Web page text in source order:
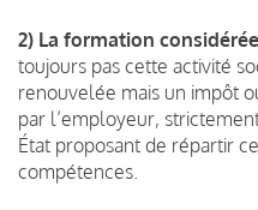
2) La formation
toujours pas cette activité
renouvelée mais un impôt
par l’employeur,
État proposant de répartir
compétences.